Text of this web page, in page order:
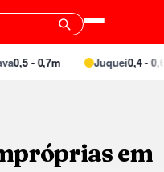
0,5 - 0,7m Juquei0,4 - 0,6m
em